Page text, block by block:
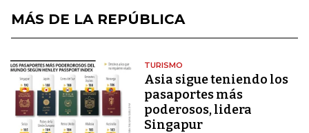
MÁS DE LA REPÚBLICA
TURISMO
Asia sigue teniendo los
pasaportes más
poderosos, lidera
Singapur